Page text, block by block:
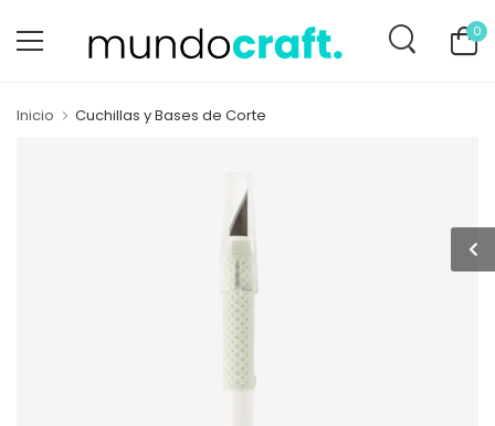
0
Inicio Cuchillas y Bases de Corte